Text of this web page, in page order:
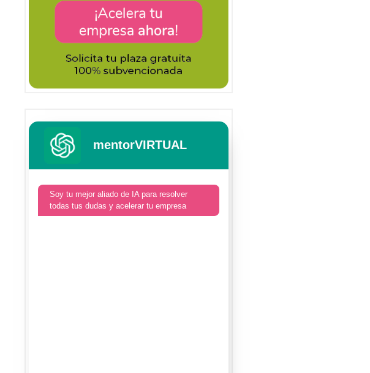
mentorVIRTUAL
Soy tu mejor aliado de IA para resolver
todas tus dudas y acelerar tu empresa